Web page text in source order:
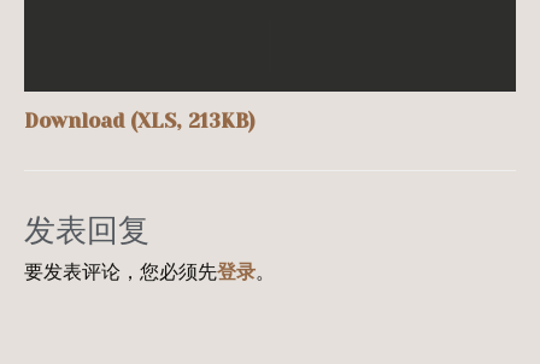
Download (XLS, 213KB)
发表回复
要发表评论，您必须先登录。